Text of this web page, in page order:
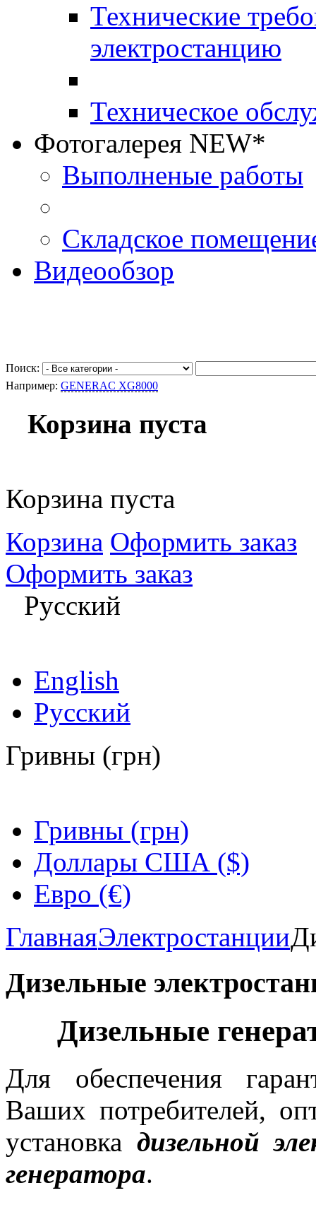
Технические
электростанцию
Техническое
Фотогалерея NEW*
Выполненые работы
Складское
Видеообзор
Поиск:
Например: GENERAC XG8000
Корзина пуста
Корзина пуста
Корзина Оформить заказ
Оформить заказ
Русский
English
Русский
Гривны (грн)
Гривны (грн)
Доллары США ($)
Евро (€)
ГлавнаяЭлектростанции
Дизельные
Дизельные
Для обеспечения
Ваших потребителей,
установка дизельной
генератора.